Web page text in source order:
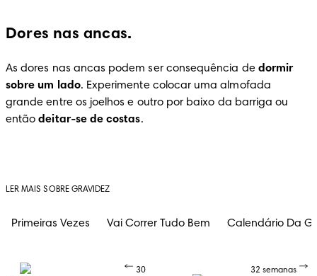
Dores nas ancas.
As dores nas ancas podem ser consequência de dormir
sobre um lado. Experimente colocar uma almofada
grande entre os joelhos e outro por baixo da barriga ou
então deitar-se de costas.
LER MAIS SOBRE GRAVIDEZ
Primeiras Vezes Vai Correr Tudo Bem Calendário Da
30
32 semanas